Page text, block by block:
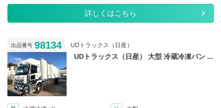
詳しくはこちら
出品番号 98134 UDトラックス（日産）
UDトラックス（日産） 大型 冷蔵冷凍バン ...